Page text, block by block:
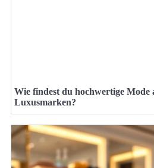
Wie findest du hochwertige Mode
Luxusmarken?